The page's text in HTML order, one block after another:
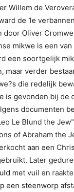
Willem de
de 1e
door Oliver
mikwe is een
een soortgelijk
maar verder
die redelijk
is gevonden bij de
documenten
Le Blund the
of Abraham the
aan een
Later
met vuil en
een steenworp